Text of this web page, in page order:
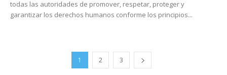
todas las autoridades de promover, respetar, proteger y
garantizar los derechos humanos conforme los principios...
1 2 3